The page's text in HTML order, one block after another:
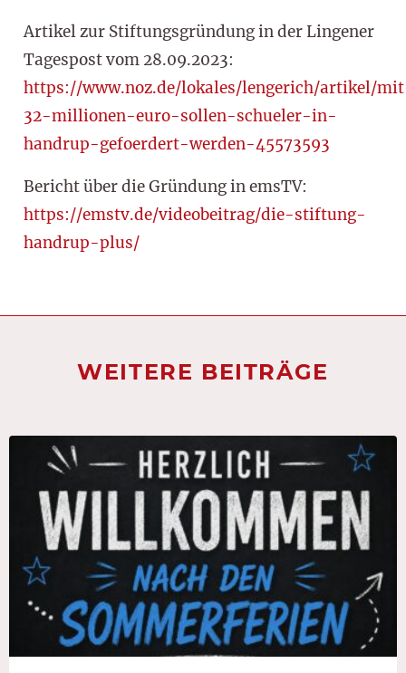
Artikel zur Stiftungsgründung in der Lingener
Tagespost vom 28.09.2023:
https://www.noz.de/lokales/lengerich/artikel/
32-millionen-euro-sollen-schueler-in-
handrup-gefoerdert-werden-45573593
Bericht über die Gründung in emsTV:
https://emstv.de/videobeitrag/die-stiftung-
handrup-plus/
WEITERE BEITRÄGE